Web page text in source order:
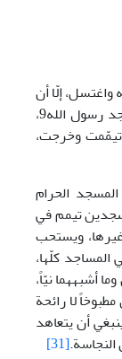
إلّا أن
يكون احتلامك في المسجد الحرام أو في مسجد رسول الله9،
وخرجت،
الحرام
المسجدين تيمم في
ويستحب
كلّها،
أشبههما نيّاً،
لا رائحة
أن يتعاهد
[31]